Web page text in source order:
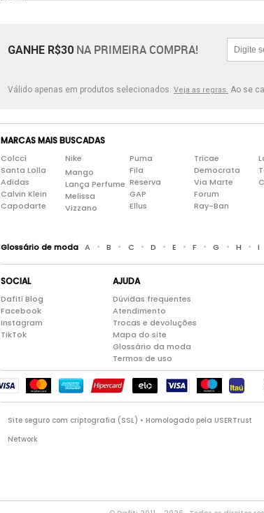
Marinaegabriella
GANHE R$30 NA PRIMEIRA COMPRA!
Válido apenas em produtos selecionados. Veja as regras. Ao se
MARCAS MAIS BUSCADAS
Colcci
Santa Lolla
Adidas
Calvin Klein
Capodarte
Nike
Mango
Lança Perfume
Melissa
Vizzano
Puma
Fila
Reserva
GAP
Ellus
Tricae
Democrata
Via Marte
Forum
Ray-Ban
Glossário de moda A • B • C • D • E • F • G • H • I
SOCIAL
Dafiti Blog
Facebook
Instagram
TikTok
AJUDA
Dúvidas frequentes
Atendimento
Trocas e devoluções
Mapa do site
Glossário da moda
Termos de uso
Site seguro com criptografia (SSL) • Homologado pela USERTrust
Network